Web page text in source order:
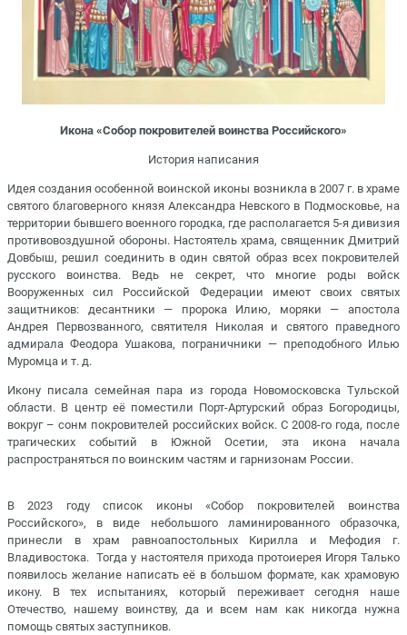
Икона «Собор покровителей воинства Российского»
История написания
Идея создания особенной воинской иконы возникла в 2007 г. в храме
святого благоверного князя Александра Невского в Подмосковье, на
территории бывшего военного городка, где располагается 5-я дивизия
противовоздушной обороны. Настоятель храма, священник Дмитрий
Довбыш, решил соединить в один святой образ всех покровителей
русского воинства. Ведь не секрет, что многие роды войск
Вооруженных сил Российской Федерации имеют своих святых
защитников: десантники — пророка Илию, моряки — апостола
Андрея Первозванного, святителя Николая и святого праведного
адмирала Феодора Ушакова, пограничники — преподобного Илью
Муромца и т. д.
Икону писала семейная пара из города Новомосковска Тульской
области. В центр её поместили Порт-Артурский образ Богородицы,
вокруг – сонм покровителей российских войск. С 2008-го года, после
трагических событий в Южной Осетии, эта икона начала
распространяться по воинским частям и гарнизонам России.
В 2023 году список иконы «Собор покровителей воинства
Российского», в виде небольшого ламинированного образочка,
принесли в храм равноапостольных Кирилла и Мефодия г.
Владивостока. Тогда у настоятеля прихода протоиерея Игоря Талько
появилось желание написать её в большом формате, как храмовую
икону. В тех испытаниях, который переживает сегодня наше
Отечество, нашему воинству, да и всем нам как никогда нужна
помощь святых заступников.